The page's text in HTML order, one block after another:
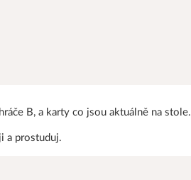
B, a karty co jsou aktuálně na stole.
a prostuduj.